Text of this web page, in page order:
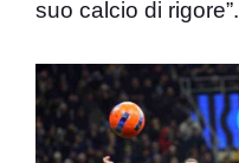
suo calcio di rigore”.